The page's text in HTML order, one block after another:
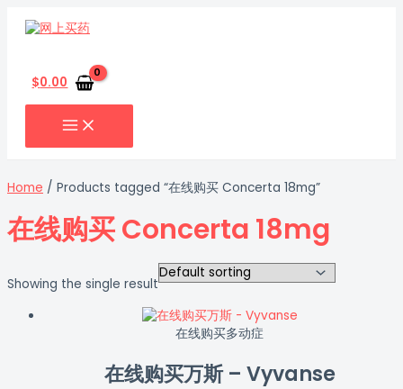
索
$0.00
Home / Products tagged “在线购买 Concerta 18mg”
在线购买 Concerta 18mg
Showing the single result
在线购买多动症
在线购买万斯 – Vyvanse